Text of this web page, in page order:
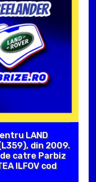
LAND
(L359), din 2009.
catre Parbiz
ILFOV cod